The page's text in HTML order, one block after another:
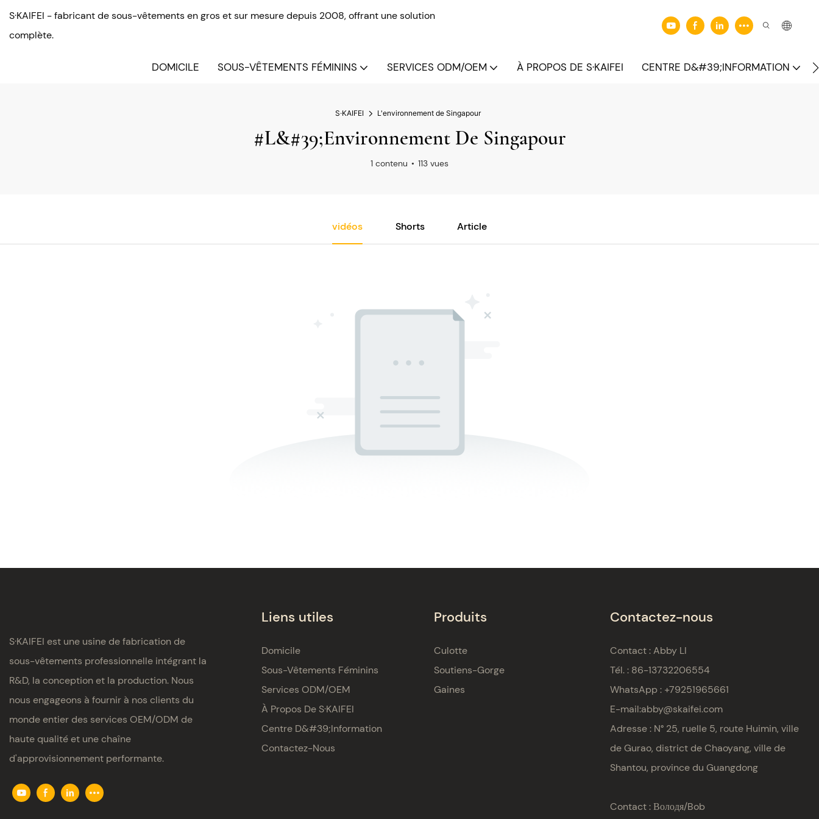
S·KAIFEI - fabricant de sous-vêtements en gros et sur mesure depuis 2008, offrant une solution
complète.
DOMICILE SOUS-VÊTEMENTS FÉMININS SERVICES ODM/OEM À PROPOS DE S·KAIFEI CENTRE D&#39;INFORMATION
S·KAIFEI L'environnement de Singapour
#L&#39;environnement De Singapour
1 contenu 113 vues
vidéos Shorts Article
S·KAIFEI est une usine de fabrication de
sous-vêtements professionnelle intégrant la
R&D, la conception et la production. Nous
nous engageons à fournir à nos clients du
monde entier des services OEM/ODM de
haute qualité et une chaîne
d'approvisionnement performante.
Liens utiles
Domicile
Sous-Vêtements Féminins
Services ODM/OEM
À Propos De S·KAIFEI
Centre D&#39;information
Contactez-Nous
Produits
Culotte
Soutiens-Gorge
Gaines
Contactez-nous
Contact : Abby LI
Tél. : 86-13732206554
WhatsApp : +79251965661
E-mail:abby@skaifei.com
Adresse : N° 25, ruelle 5, route Huimin, ville
de Gurao, district de Chaoyang, ville de
Shantou, province du Guangdong
Contact : Володя/Bob